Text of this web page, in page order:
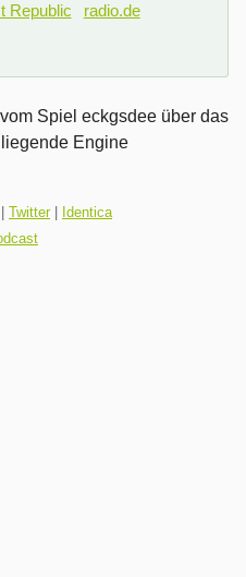
Republic
radio.de
Spiel eckgsdee über das
Engine
Twitter|
Identica